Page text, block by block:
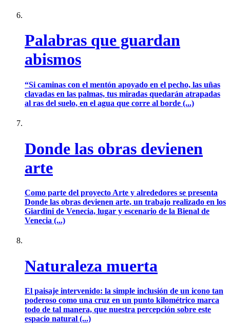
Palabras que guardan
abismos
“Si caminas con el mentón apoyado en el pecho, las uñas
clavadas en las palmas, tus miradas quedarán atrapadas
al ras del suelo, en el agua que corre al borde (...)
Donde las obras devienen
arte
Como parte del proyecto Arte y alrededores se presenta
Donde las obras devienen arte, un trabajo realizado en los
Giardini de Venecia, lugar y escenario de la Bienal de
Venecia (...)
Naturaleza muerta
El paisaje intervenido: la simple inclusión de un icono tan
poderoso como una cruz en un punto kilométrico marca
todo de tal manera, que nuestra percepción sobre este
espacio natural (...)